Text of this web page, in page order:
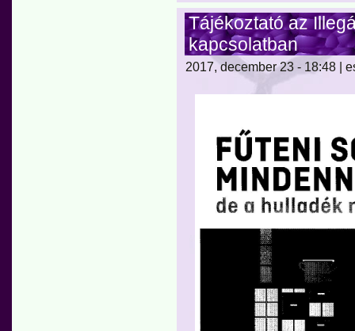
Tájékoztató az
kapcsolatban
2017, december 23 - 18:48 |